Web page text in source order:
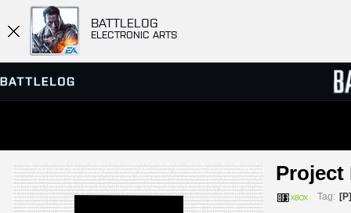
BATTLELOG
ELECTRONIC ARTS
SERVER-BROWSER
MATCHES
Project
Tag: [P]